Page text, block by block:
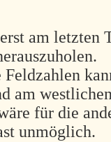
am letzten
Feldzahlen
am
für die
unmöglich.